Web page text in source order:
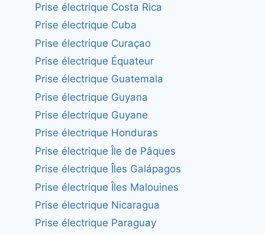
Prise électrique Costa Rica
Prise électrique Cuba
Prise électrique Curaçao
Prise électrique Équateur
Prise électrique Guatemala
Prise électrique Guyana
Prise électrique Guyane
Prise électrique Honduras
Prise électrique Île de Pâques
Prise électrique Îles Galápagos
Prise électrique Îles Malouines
Prise électrique Nicaragua
Prise électrique Paraguay